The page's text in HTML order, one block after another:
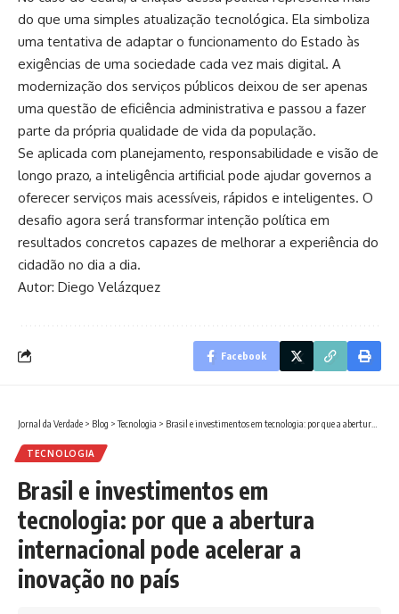
do que uma simples atualização tecnológica. Ela simboliza
uma tentativa de adaptar o funcionamento do Estado às
exigências de uma sociedade cada vez mais digital. A
modernização dos serviços públicos deixou de ser apenas
uma questão de eficiência administrativa e passou a fazer
parte da própria qualidade de vida da população.
Se aplicada com planejamento, responsabilidade e visão de
longo prazo, a inteligência artificial pode ajudar governos a
oferecer serviços mais acessíveis, rápidos e inteligentes. O
desafio agora será transformar intenção política em
resultados concretos capazes de melhorar a experiência do
cidadão no dia a dia.
Autor: Diego Velázquez
Facebook
Jornal da Verdade > Blog >Tecnologia > Brasil e investimentos em tecnologia: por que a abertura internacional pode acelerar a inovação no país
TECNOLOGIA
Brasil e investimentos em
tecnologia: por que a abertura
internacional pode acelerar a
inovação no país